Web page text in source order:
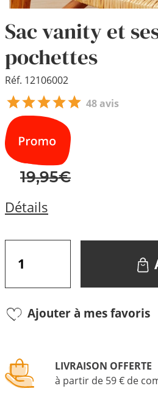
Sac vanity et
pochettes
Réf. 12106002
48 avis
19,95€
Détails
Ajouter à mes favoris
LIVRAISON OFFERTE
à partir de 59 € de